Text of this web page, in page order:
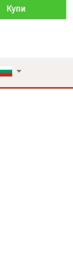
Купи